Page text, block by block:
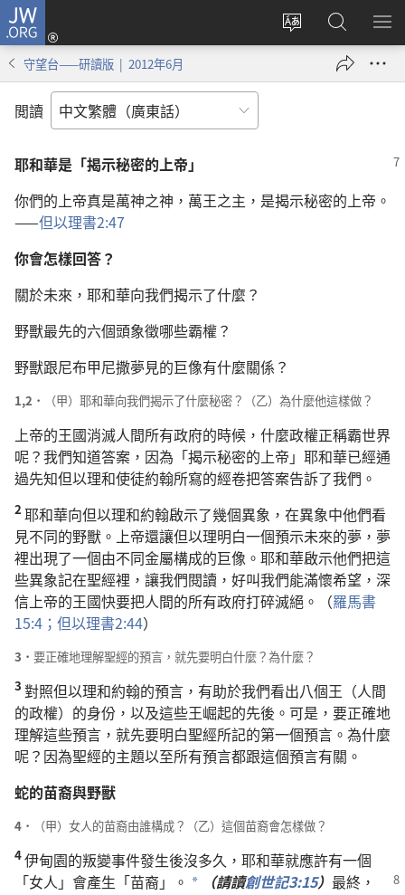
JW.ORG
更
登
錄
（開
搜
尋
JW.ORG
顯
守望台——研讀版 | 2012年6月
閲讀
耶和華是「揭示秘密的上帝」
你們的上帝真是萬神之神，萬王之主，是揭示秘密的上帝。
——但以理書2:47
你會怎樣回答？
關於未來，耶和華向我們揭示了什麼？
野獸最先的六個頭象徵哪些霸權？
野獸跟尼布甲尼撒夢見的巨像有什麼關係？
1,2． （甲）耶和華向我們揭示了什麼秘密？（乙）為什麼他這樣做？
上帝的王國消滅人間所有政府的時候，什麼政權正稱霸世界
呢？我們知道答案，因為「揭示秘密的上帝」耶和華已經通
過先知但以理和使徒約翰所寫的經卷把答案告訴了我們。
2耶和華向但以理和約翰啟示了幾個異象，在異象中他們看
見不同的野獸。上帝還讓但以理明白一個預示未來的夢，夢
裡出現了一個由不同金屬構成的巨像。耶和華啟示他們把這
些異象記在聖經裡，讓我們閱讀，好叫我們能滿懷希望，深
信上帝的王國快要把人間的所有政府打碎滅絕。（羅馬書
15:4； 但以理書2:44）
3． 要正確地理解聖經的預言，就先要明白什麼？為什麼？
3 對照但以理和約翰的預言，有助於我們看出八個王（人間
的政權）的身份，以及這些王崛起的先後。可是，要正確地
理解這些預言，就先要明白聖經所記的第一個預言。為什麼
呢？因為聖經的主題以至所有預言都跟這個預言有關。
蛇的苗裔與野獸
4．
（甲）女人的苗裔由誰構成？（乙）這個苗裔會怎樣做？
4伊甸園的叛變事件發生後沒多久，耶和華就應許有一個
「女人」會產生「苗裔」。 * （請讀創世記3:15） 最終，